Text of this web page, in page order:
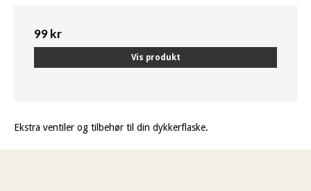
99 kr
Vis produkt
Ekstra ventiler og tilbehør til din dykkerflaske.